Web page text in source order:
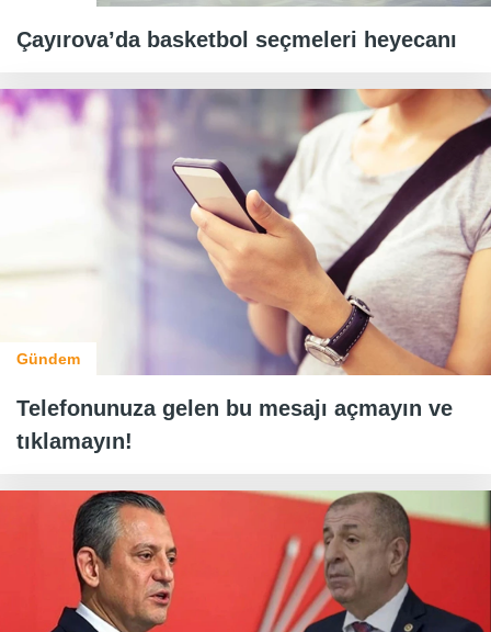
Çayırova’da basketbol seçmeleri heyecanı
Gündem
Telefonunuza gelen bu mesajı açmayın ve
tıklamayın!